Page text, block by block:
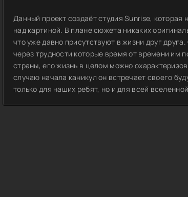
Данный проект создаёт студия Sunrise, которая
над картиной. В плане сюжета никаких
что уже давно присутствуют в жизни друг
через трудности которые время от времени им
страны, его жизнь в целом можно
случаю начала каникул он встречает своего
только для наших ребят, но и для всей